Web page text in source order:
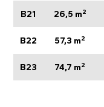
B21 26,5 m2
B22 57,3 m2
B23 74,7 m2